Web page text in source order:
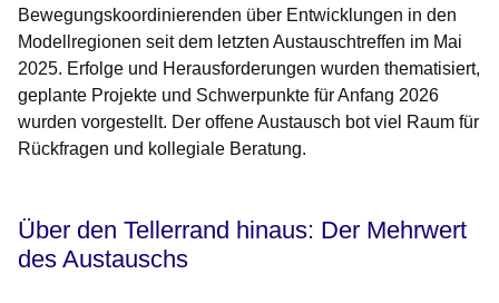
Bewegungskoordinierenden über Entwicklungen in den
Modellregionen seit dem letzten Austauschtreffen im Mai
2025. Erfolge und Herausforderungen wurden thematisiert,
geplante Projekte und Schwerpunkte für Anfang 2026
wurden vorgestellt. Der offene Austausch bot viel Raum für
Rückfragen und kollegiale Beratung.
Über den Tellerrand hinaus: Der Mehrwert
des Austauschs